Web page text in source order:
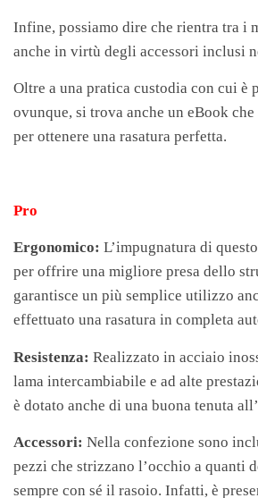
Infine, possiamo dire che rientra tra i
anche in virtù degli accessori inclusi
Oltre a una pratica custodia con cui è
ovunque, si trova anche un eBook
per ottenere una rasatura perfetta.
Pro
Ergonomico: L’impugnatura di
per offrire una migliore presa dello
garantisce un più semplice utilizzo
effettuato una rasatura in completa
Resistenza: Realizzato in acciaio
lama intercambiabile e ad alte
è dotato anche di una buona tenuta
Accessori: Nella confezione sono
pezzi che strizzano l’occhio a quanti
sempre con sé il rasoio. Infatti, è